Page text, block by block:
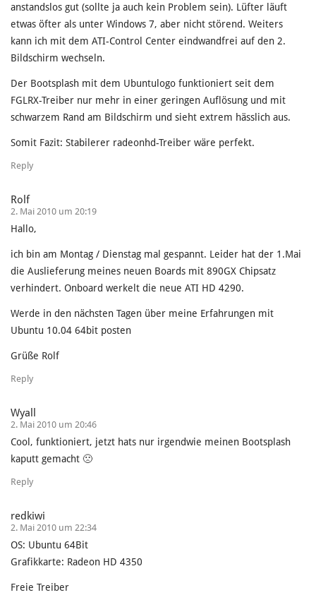
anstandslos gut (sollte ja auch kein Problem sein). Lüfter läuft
etwas öfter als unter Windows 7, aber nicht störend. Weiters
kann ich mit dem ATI-Control Center eindwandfrei auf den 2.
Bildschirm wechseln.
Der Bootsplash mit dem Ubuntulogo funktioniert seit dem
FGLRX-Treiber nur mehr in einer geringen Auflösung und mit
schwarzem Rand am Bildschirm und sieht extrem hässlich aus.
Somit Fazit: Stabilerer radeonhd-Treiber wäre perfekt.
Reply
Rolf
2. Mai 2010 um 20:19
Hallo,
ich bin am Montag / Dienstag mal gespannt. Leider hat der 1.Mai
die Auslieferung meines neuen Boards mit 890GX Chipsatz
verhindert. Onboard werkelt die neue ATI HD 4290.
Werde in den nächsten Tagen über meine Erfahrungen mit
Ubuntu 10.04 64bit posten
Grüße Rolf
Reply
Wyall
2. Mai 2010 um 20:46
Cool, funktioniert, jetzt hats nur irgendwie meinen Bootsplash
kaputt gemacht 🙁
Reply
redkiwi
2. Mai 2010 um 22:34
OS: Ubuntu 64Bit
Grafikkarte: Radeon HD 4350
Freie Treiber